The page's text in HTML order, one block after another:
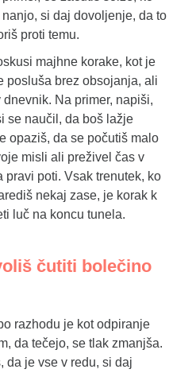
si daj dovoljenje, da to
proti temu.
majhne korake, kot je
posluša brez obsojanja, ali
Na primer, napiši,
se naučil, da boš lažje
opaziš, da se počutiš malo
misli ali preživel čas v
pravi poti. Vsak trenutek, ko
nekaj zase, je korak k
luč na koncu tunela.
čutiti bolečino
razhodu je kot odpiranje
da tečejo, se tlak zmanjša.
da je vse v redu, si daj